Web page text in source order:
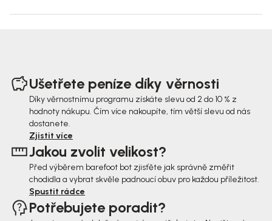
Ušetřete peníze díky věrnosti
Díky věrnostnímu programu získáte slevu od 2 do 10 % z
hodnoty nákupu. Čím více nakoupíte, tím větší slevu od nás
dostanete.
Zjistit více
Jakou zvolit velikost?
Před výběrem barefoot bot zjisťěte jak správně změřit
chodidla a vybrat skvěle padnoucí obuv pro každou příležitost.
Spustit rádce
Potřebujete poradit?